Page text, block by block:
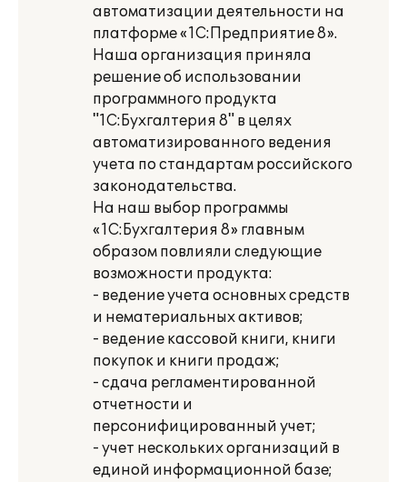
автоматизации деятельности на
платформе «1С:Предприятие 8».
Наша организация приняла
решение об использовании
программного продукта
"1C:Бухгалтерия 8" в целях
автоматизированного ведения
учета по стандартам российского
законодательства.
На наш выбор программы
«1С:Бухгалтерия 8» главным
образом повлияли следующие
возможности продукта:
- ведение учета основных средств
и нематериальных активов;
- ведение кассовой книги, книги
покупок и книги продаж;
- сдача регламентированной
отчетности и
персонифицированный учет;
- учет нескольких организаций в
единой информационной базе;